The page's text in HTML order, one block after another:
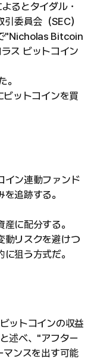
るとタイダル・
委員会（SEC）
"Nicholas Bitcoin
ス ビットコイン
。
ットコインを買
イン連動ファンド
追跡する。
に配分する。
動リスクを避けつ
狙う方式だ。
ットコインの収益
述べ、"アフター
マンスを出す可能